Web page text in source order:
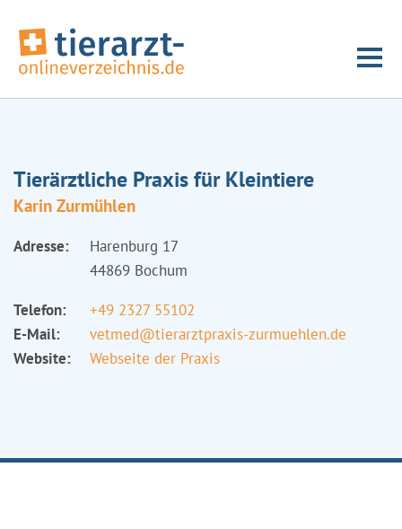
Tierärztliche Praxis für Kleintiere
Karin Zurmühlen
Adresse:
Harenburg 17
44869 Bochum
Telefon:
+49 2327 55102
E-Mail:
vetmed@tierarztpraxis-zurmuehlen.de
Website:
Webseite der Praxis